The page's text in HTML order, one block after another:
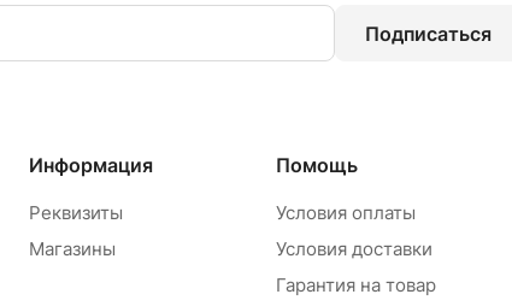
Подписаться
Информация
Реквизиты
Магазины
Помощь
Условия оплаты
Условия доставки
Гарантия на товар